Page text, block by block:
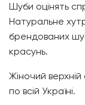
Шуби оцінять
Натуральне
брендованих
красунь.
Жіночий верхній
по всій Україні.